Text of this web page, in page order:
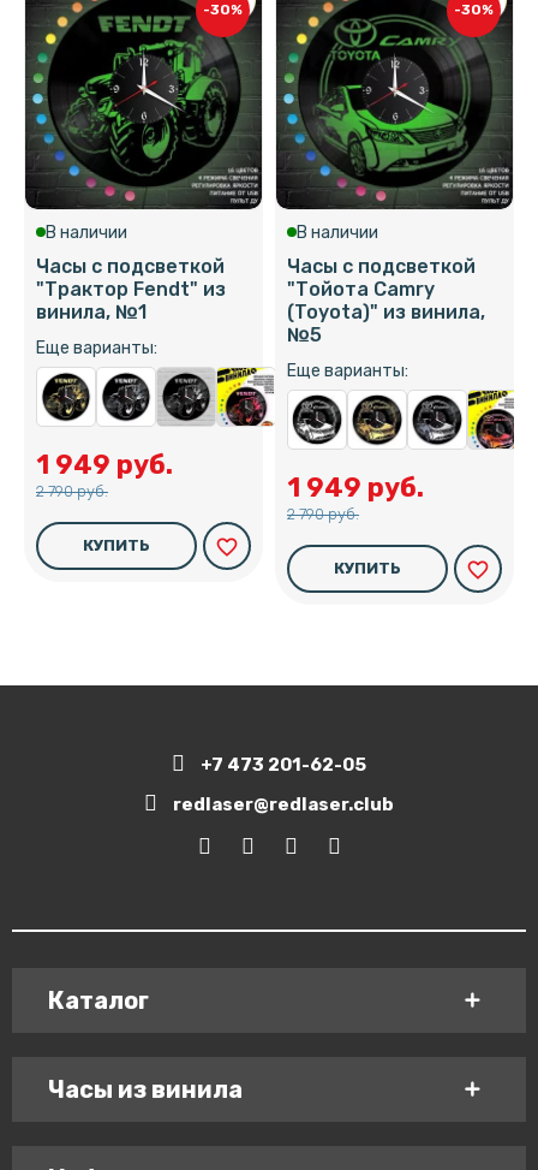
-30%
В наличии
Часы с подсветкой
"Трактор Fendt" из
винила, №1
Еще варианты:
1 949 руб.
2 790 руб.
КУПИТЬ favorite_border
-30%
В наличии
Часы с подсветкой
"Тойота Camry
(Toyota)" из винила,
№5
Еще варианты:
1 949 руб.
2 790 руб.
КУПИТЬ favorite_border
+7 473 201-62-05
redlaser@redlaser.club
Каталог
Часы из винила